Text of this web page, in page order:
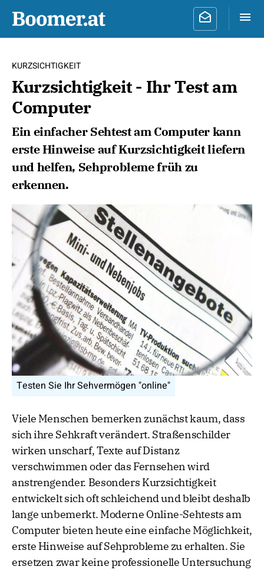
KURZSICHTIGKEIT
Kurzsichtigkeit - Ihr Test am
Computer
Ein einfacher Sehtest am Computer kann
erste Hinweise auf Kurzsichtigkeit liefern
und helfen, Sehprobleme früh zu
erkennen.
Testen Sie Ihr Sehvermögen "online"
Viele Menschen bemerken zunächst kaum, dass
sich ihre Sehkraft verändert. Straßenschilder
wirken unscharf, Texte auf Distanz
verschwimmen oder das Fernsehen wird
anstrengender. Besonders Kurzsichtigkeit
entwickelt sich oft schleichend und bleibt deshalb
lange unbemerkt. Moderne Online-Sehtests am
Computer bieten heute eine einfache Möglichkeit,
erste Hinweise auf Sehprobleme zu erhalten. Sie
ersetzen zwar keine professionelle Untersuchung